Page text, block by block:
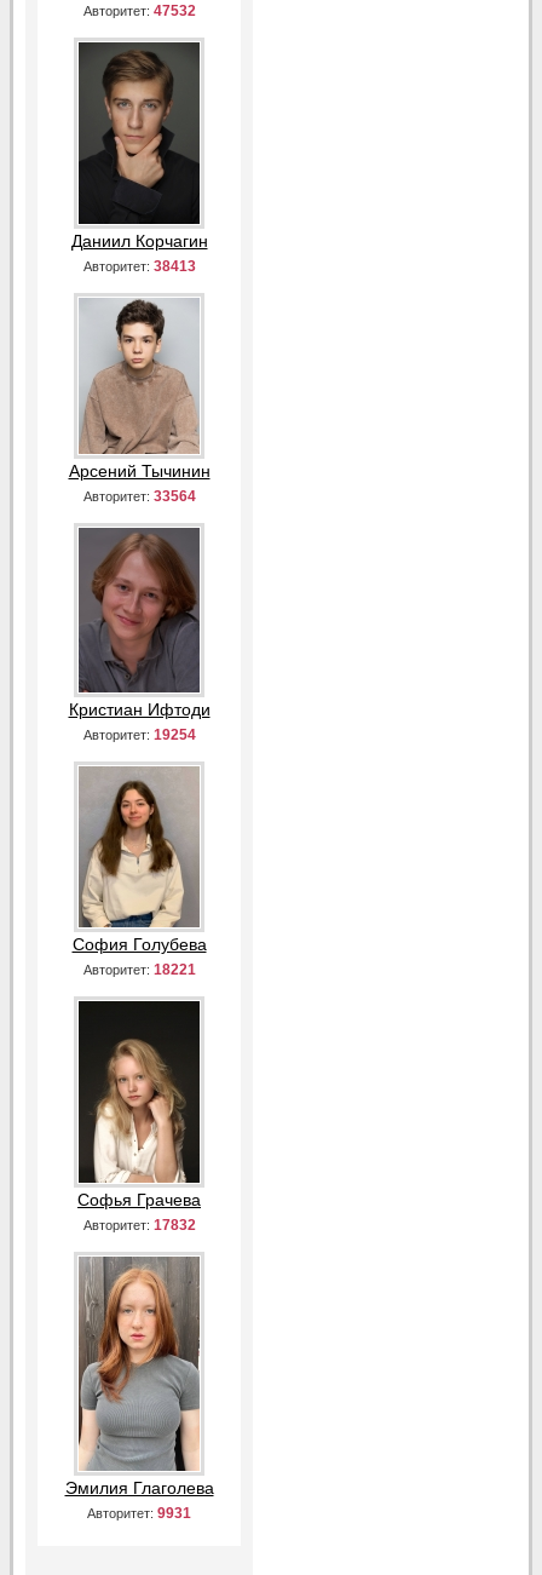
Авторитет: 47532
Даниил Корчагин
Авторитет: 38413
Арсений Тычинин
Авторитет: 33564
Кристиан Ифтоди
Авторитет: 19254
София Голубева
Авторитет: 18221
Софья Грачева
Авторитет: 17832
Эмилия Глаголева
Авторитет: 9931